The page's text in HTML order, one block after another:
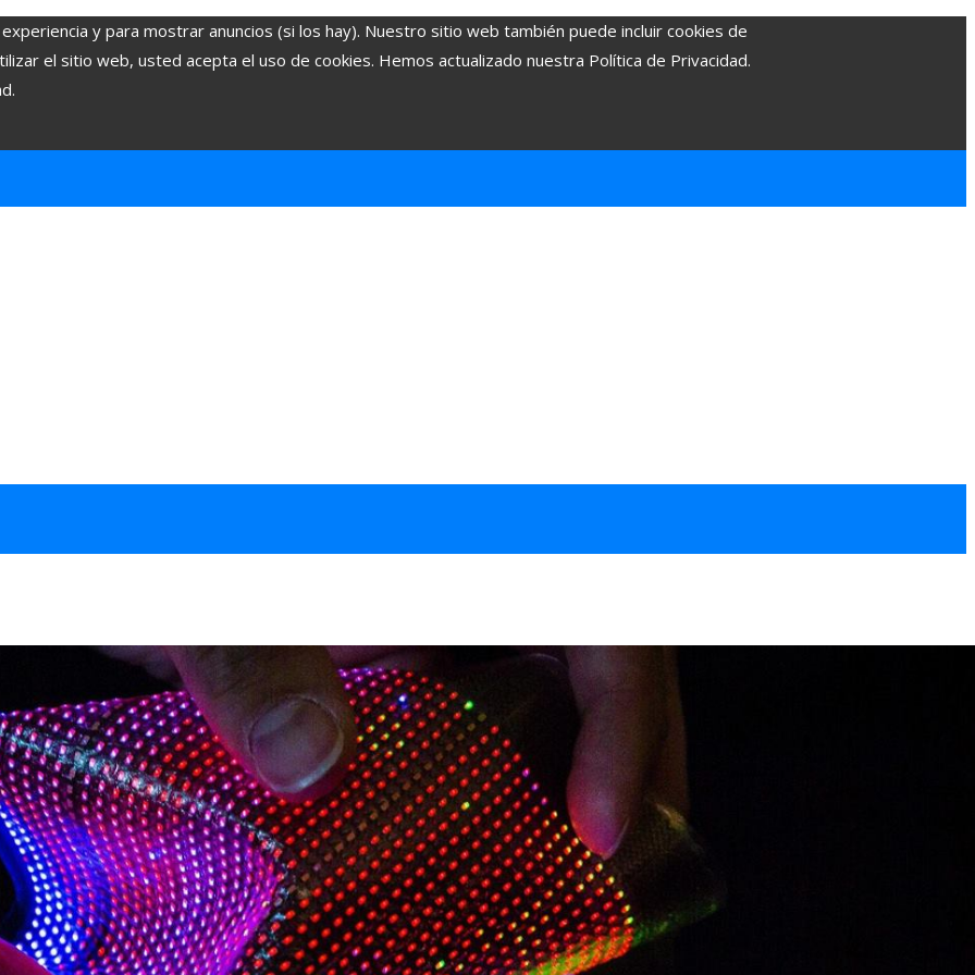
y para mostrar anuncios (si los hay). Nuestro sitio web también puede incluir cookies de
el sitio web, usted acepta el uso de cookies. Hemos actualizado nuestra Política de Privacidad.